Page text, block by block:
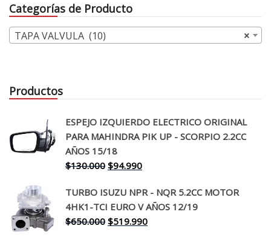
Categorías de Producto
×
TAPA VALVULA (10)
Productos
ESPEJO IZQUIERDO ELECTRICO ORIGINAL
PARA MAHINDRA PIK UP - SCORPIO 2.2CC
AÑOS 15/18
$130.000 El
original
era:
$130.000.
$94.990El
actual
es:
$94.990.
TURBO ISUZU NPR - NQR 5.2CC MOTOR
4HK1-TCI EURO V AÑOS 12/19
$650.000 El
$519.990El